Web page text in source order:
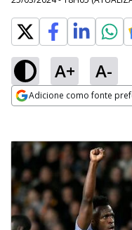
A+ A-
Adicione como fonte